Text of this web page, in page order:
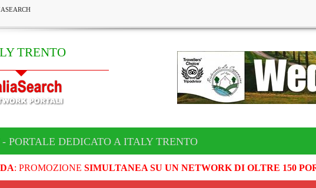
TRENTO
PORTALE DEDICATO A ITALY TRENTO
: PROMOZIONE SIMULTANEA SU UN NETWORK DI OLTRE 150